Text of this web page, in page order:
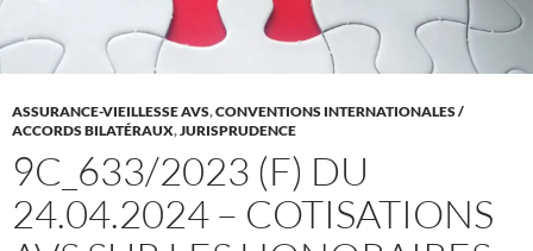
ASSURANCE-VIEILLESSE AVS,CONVENTIONS INTERNATIONALES /
ACCORDS BILATÉRAUX,JURISPRUDENCE
9C_633/2023 (F) DU
24.04.2024 – COTISATIONS